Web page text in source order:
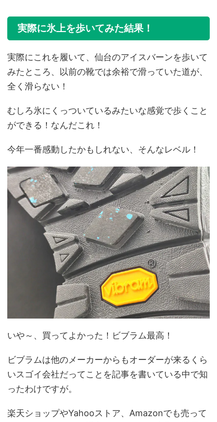
実際に氷上を歩いてみた結果！
実際にこれを履いて、仙台のアイスバーンを歩いて
みたところ、以前の靴では余裕で滑っていた道が、
全く滑らない！
むしろ氷にくっついているみたいな感覚で歩くこと
ができる！なんだこれ！
今年一番感動したかもしれない、そんなレベル！
いや～、買ってよかった！ビブラム最高！
ビブラムは他のメーカーからもオーダーが来るくら
いスゴイ会社だってことを記事を書いている中で知
ったわけですが。
楽天ショップやYahooストア、Amazonでも売って